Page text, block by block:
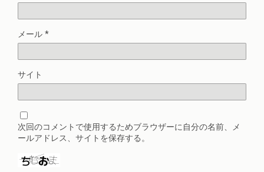
メール *
サイト
次回のコメントで使用するためブラウザーに自分の名前、メ
ールアドレス、サイトを保存する。